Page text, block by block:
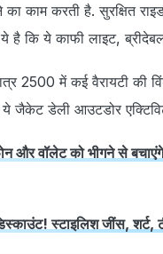
काम करती है. सुरक्षित
है कि ये काफी लाइट,
2500 में कई वैरायटी की
डेली आउटडोर
और वॉलेट को भीगने से
स्टाइलिश जींस, शर्ट,